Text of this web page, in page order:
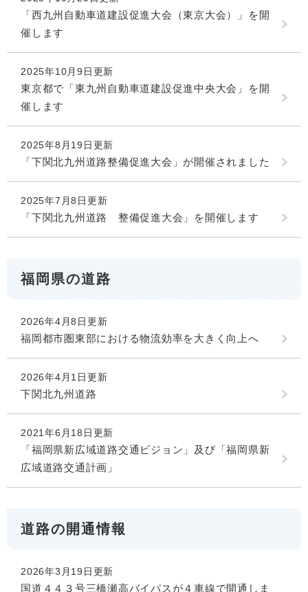
「西九州自動車道建設促進大会（東京大会）」を開
催します
2025年10月9日更新
東京都で「東九州自動車道建設促進中央大会」を開
催します
2025年8月19日更新
「下関北九州道路整備促進大会」が開催されました
2025年7月8日更新
「下関北九州道路 整備促進大会」を開催します
福岡県の道路
2026年4月8日更新
福岡都市圏東部における物流効率を大きく向上へ
2026年4月1日更新
下関北九州道路
2021年6月18日更新
「福岡県新広域道路交通ビジョン」及び「福岡県新
広域道路交通計画」
道路の開通情報
2026年3月19日更新
国道４４３号三橋瀬高バイパスが４車線で開通しま